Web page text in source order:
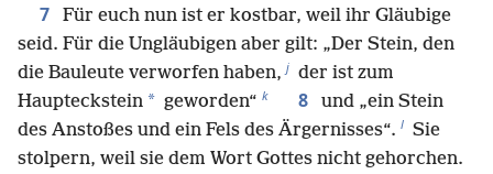
7
Für euch nun ist er kostbar, weil ihr Gläubige
seid. Für die Ungläubigen aber gilt: „Der Stein, den
die Bauleute verworfen haben, j der ist zum
Haupteckstein * geworden“ k 8
und „ein Stein
des Anstoßes und ein Fels des Ärgernisses“. l Sie
stolpern, weil sie dem Wort Gottes nicht gehorchen.